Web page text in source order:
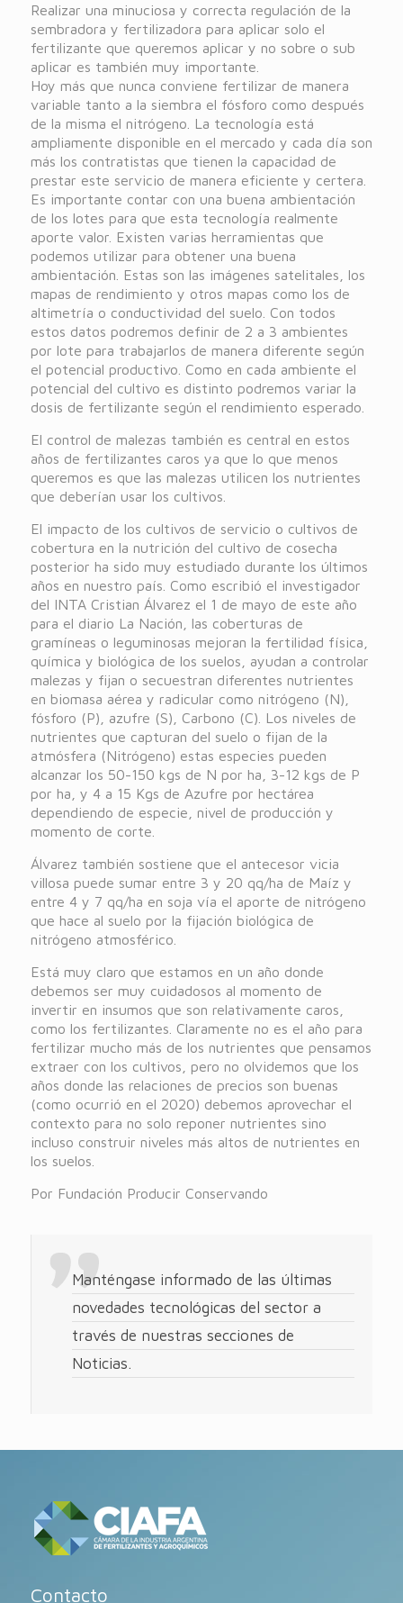
Realizar una minuciosa y correcta regulación de la
sembradora y fertilizadora para aplicar solo el
fertilizante que queremos aplicar y no sobre o sub
aplicar es también muy importante.
Hoy más que nunca conviene fertilizar de manera
variable tanto a la siembra el fósforo como después
de la misma el nitrógeno. La tecnología está
ampliamente disponible en el mercado y cada día son
más los contratistas que tienen la capacidad de
prestar este servicio de manera eficiente y certera.
Es importante contar con una buena ambientación
de los lotes para que esta tecnología realmente
aporte valor. Existen varias herramientas que
podemos utilizar para obtener una buena
ambientación. Estas son las imágenes satelitales, los
mapas de rendimiento y otros mapas como los de
altimetría o conductividad del suelo. Con todos
estos datos podremos definir de 2 a 3 ambientes
por lote para trabajarlos de manera diferente según
el potencial productivo. Como en cada ambiente el
potencial del cultivo es distinto podremos variar la
dosis de fertilizante según el rendimiento esperado.
El control de malezas también es central en estos
años de fertilizantes caros ya que lo que menos
queremos es que las malezas utilicen los nutrientes
que deberían usar los cultivos.
El impacto de los cultivos de servicio o cultivos de
cobertura en la nutrición del cultivo de cosecha
posterior ha sido muy estudiado durante los últimos
años en nuestro país. Como escribió el investigador
del INTA Cristian Álvarez el 1 de mayo de este año
para el diario La Nación, las coberturas de
gramíneas o leguminosas mejoran la fertilidad física,
química y biológica de los suelos, ayudan a controlar
malezas y fijan o secuestran diferentes nutrientes
en biomasa aérea y radicular como nitrógeno (N),
fósforo (P), azufre (S), Carbono (C). Los niveles de
nutrientes que capturan del suelo o fijan de la
atmósfera (Nitrógeno) estas especies pueden
alcanzar los 50-150 kgs de N por ha, 3-12 kgs de P
por ha, y 4 a 15 Kgs de Azufre por hectárea
dependiendo de especie, nivel de producción y
momento de corte.
Álvarez también sostiene que el antecesor vicia
villosa puede sumar entre 3 y 20 qq/ha de Maíz y
entre 4 y 7 qq/ha en soja vía el aporte de nitrógeno
que hace al suelo por la fijación biológica de
nitrógeno atmosférico.
Está muy claro que estamos en un año donde
debemos ser muy cuidadosos al momento de
invertir en insumos que son relativamente caros,
como los fertilizantes. Claramente no es el año para
fertilizar mucho más de los nutrientes que pensamos
extraer con los cultivos, pero no olvidemos que los
años donde las relaciones de precios son buenas
(como ocurrió en el 2020) debemos aprovechar el
contexto para no solo reponer nutrientes sino
incluso construir niveles más altos de nutrientes en
los suelos.
Por Fundación Producir Conservando
Manténgase informado de las últimas
novedades tecnológicas del sector a
través de nuestras secciones de
Noticias.
Contacto